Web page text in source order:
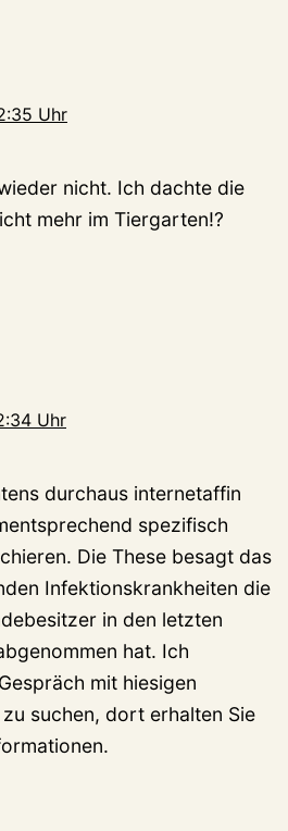
Uhr
nicht. Ich dachte die
mehr im Tiergarten!?
Uhr
durchaus internetaffin
spezifisch
Die These besagt das
Infektionskrankheiten die
in den letzten
hat. Ich
mit hiesigen
suchen, dort erhalten Sie